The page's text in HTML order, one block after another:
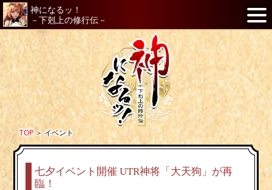
神になるッ！
－下剋上の修行伝－
TOP＞イベント
七夕イベント開催 UTR神将「大天狗」が再
臨！